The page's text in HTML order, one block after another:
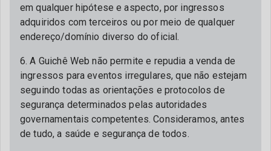
em qualquer hipótese e aspecto, por ingressos
adquiridos com terceiros ou por meio de qualquer
endereço/domínio diverso do oficial.
6. A Guichê Web não permite e repudia a venda de
ingressos para eventos irregulares, que não estejam
seguindo todas as orientações e protocolos de
segurança determinados pelas autoridades
governamentais competentes. Consideramos, antes
de tudo, a saúde e segurança de todos.